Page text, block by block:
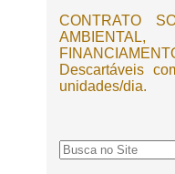
CONTRATO
Descartáveis
unidades/dia.